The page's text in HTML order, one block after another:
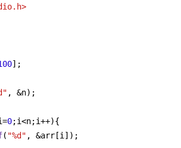
];
, &n);
0;i<n;i++){
( "%d" , &arr[i]);